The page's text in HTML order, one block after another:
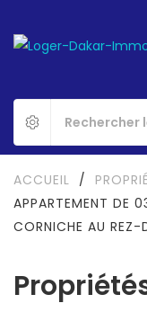
ACCUEIL /
APPARTEMENT DE
CORNICHE AU REZ-